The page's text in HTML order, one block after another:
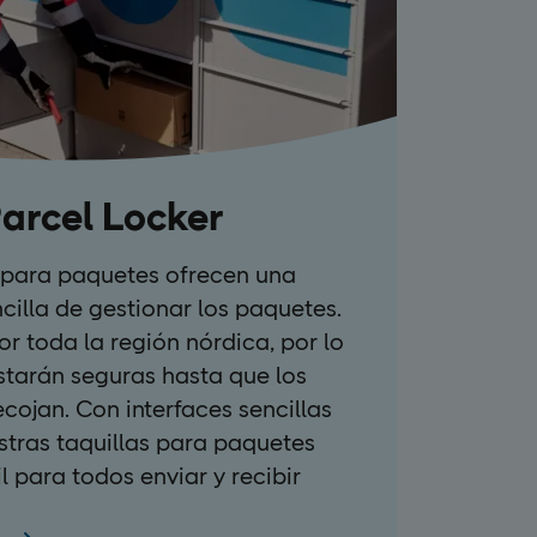
Locker
paquetes ofrecen una
de gestionar los paquetes.
toda la región nórdica, por lo
seguras hasta que los
Con interfaces sencillas
taquillas para paquetes
para todos enviar y recibir